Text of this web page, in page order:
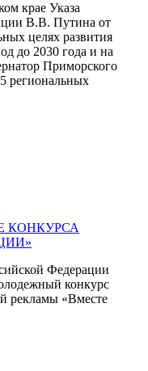
крае Указа
В.В. Путина от
целях развития
до 2030 года и на
Приморского
региональных
КОНКУРСА
Федерации
конкурс
рекламы «Вместе